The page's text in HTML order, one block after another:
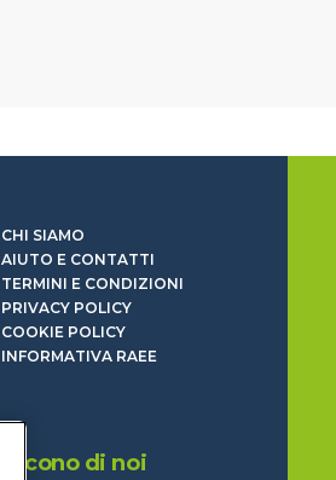
CHI SIAMO
AIUTO E CONTATTI
TERMINI E CONDIZIONI
PRIVACY POLICY
COOKIE POLICY
INFORMATIVA RAEE
Dicono di noi